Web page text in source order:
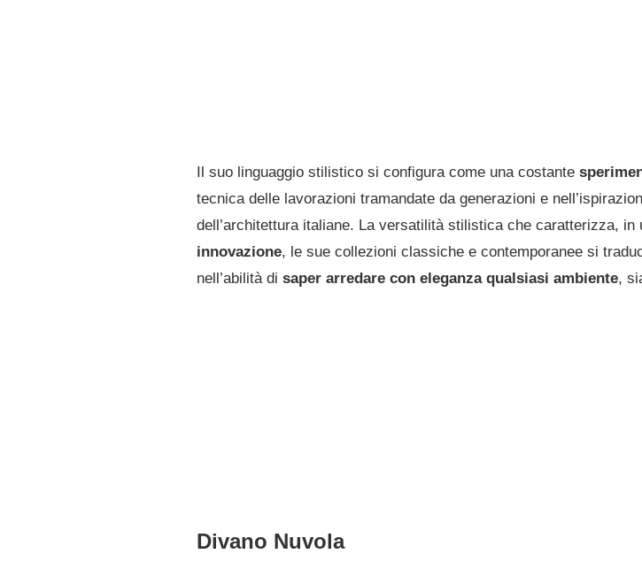
Il suo linguaggio stilistico si configura come una costante
tecnica delle lavorazioni tramandate da generazioni e
dell’architettura italiane. La versatilità stilistica che caratterizza, in
innovazione, le sue collezioni classiche e contemporanee si
nell’abilità di saper arredare con eleganza qualsiasi ambiente,
Divano Nuvola